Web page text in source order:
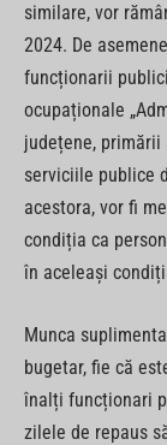
similare, vor
2024. De
funcționarii
ocupaționale
județene,
serviciile publice
acestora, vor fi
condiția ca
în aceleași
Munca
bugetar, fie că
înalți funcționari
zilele de repaus